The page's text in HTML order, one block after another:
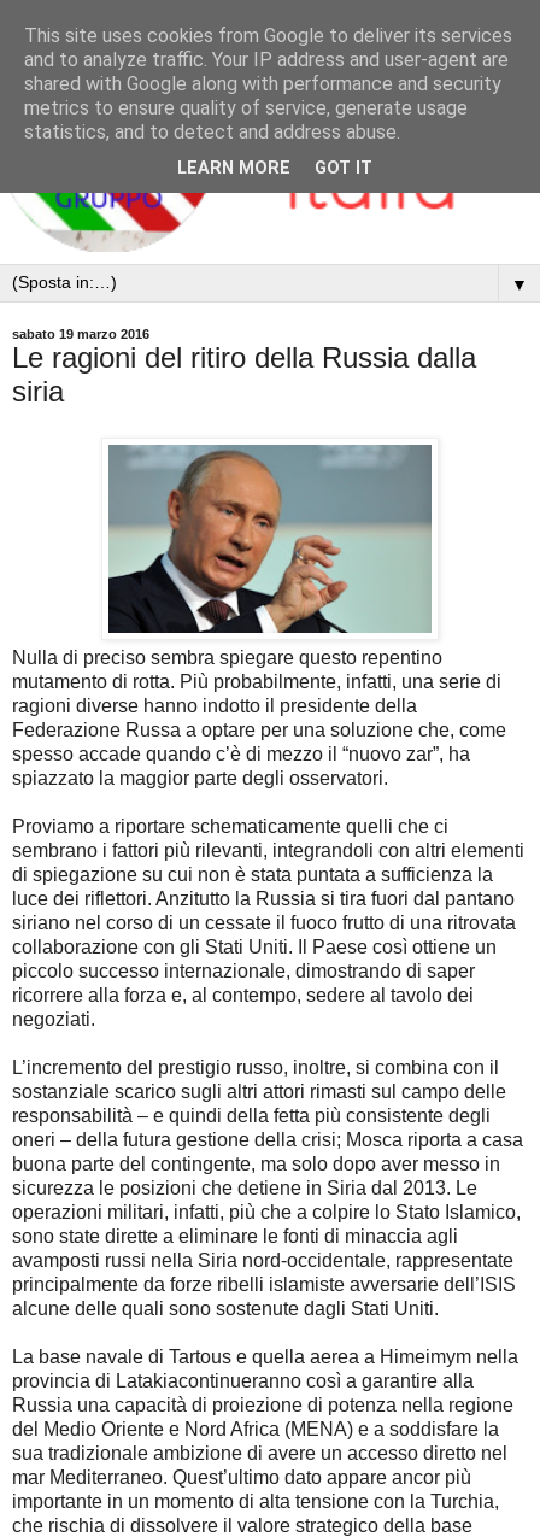
▼
sabato 19 marzo 2016
Le ragioni del ritiro della Russia dalla
siria
Nulla di preciso sembra spiegare questo repentino
mutamento di rotta. Più probabilmente, infatti, una serie di
ragioni diverse hanno indotto il presidente della
Federazione Russa a optare per una soluzione che, come
spesso accade quando c’è di mezzo il “nuovo zar”, ha
spiazzato la maggior parte degli osservatori.
Proviamo a riportare schematicamente quelli che ci
sembrano i fattori più rilevanti, integrandoli con altri elementi
di spiegazione su cui non è stata puntata a sufficienza la
luce dei riflettori. Anzitutto la Russia si tira fuori dal pantano
siriano nel corso di un cessate il fuoco frutto di una ritrovata
collaborazione con gli Stati Uniti. Il Paese così ottiene un
piccolo successo internazionale, dimostrando di saper
ricorrere alla forza e, al contempo, sedere al tavolo dei
negoziati.
L’incremento del prestigio russo, inoltre, si combina con il
sostanziale scarico sugli altri attori rimasti sul campo delle
responsabilità – e quindi della fetta più consistente degli
oneri – della futura gestione della crisi; Mosca riporta a casa
buona parte del contingente, ma solo dopo aver messo in
sicurezza le posizioni che detiene in Siria dal 2013. Le
operazioni militari, infatti, più che a colpire lo Stato Islamico,
sono state dirette a eliminare le fonti di minaccia agli
avamposti russi nella Siria nord-occidentale, rappresentate
principalmente da forze ribelli islamiste avversarie dell’ISIS
alcune delle quali sono sostenute dagli Stati Uniti.
La base navale di Tartous e quella aerea a Himeimym nella
provincia di Latakiacontinueranno così a garantire alla
Russia una capacità di proiezione di potenza nella regione
del Medio Oriente e Nord Africa (MENA) e a soddisfare la
sua tradizionale ambizione di avere un accesso diretto nel
mar Mediterraneo. Quest’ultimo dato appare ancor più
importante in un momento di alta tensione con la Turchia,
che rischia di dissolvere il valore strategico della base
This site uses cookies from Google to deliver its services
and to analyze traffic. Your IP address and user-agent are
shared with Google along with performance and security
metrics to ensure quality of service, generate usage
statistics, and to detect and address abuse.
LEARN MORE GOT IT